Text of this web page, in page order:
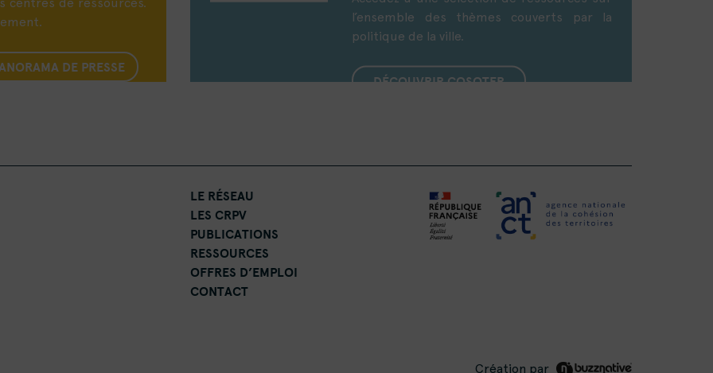
DE PRESSE
l’ensemble des thèmes couverts par la
politique de la ville.
DÉCOUVRIR COSOTER
LE RÉSEAU
LES CRPV
PUBLICATIONS
RESSOURCES
OFFRES D’EMPLOI
CONTACT
Création par